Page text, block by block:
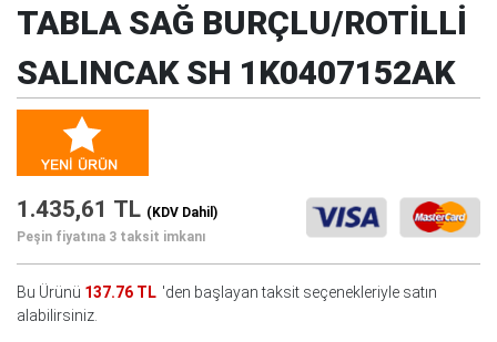
TABLA SAĞ BURÇLU/ROTİLLİ
SALINCAK SH 1K0407152AK
1.435,61 TL (KDV Dahil)
Peşin fiyatına 3 taksit imkanı
Bu Ürünü 137.76 TL 'den başlayan taksit seçenekleriyle satın
alabilirsiniz.